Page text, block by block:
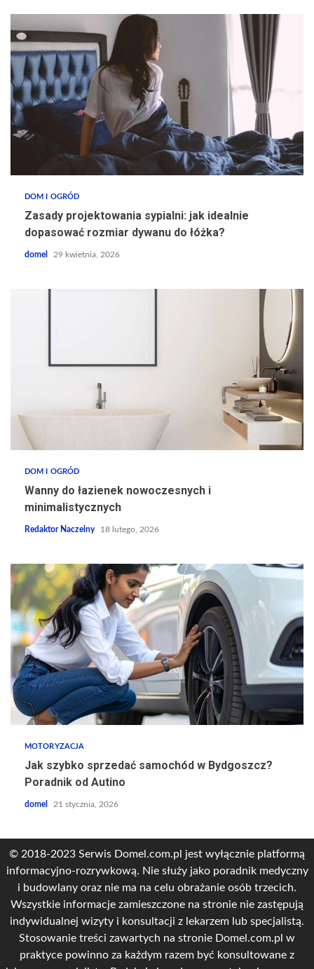
DOM I OGRÓD
Zasady projektowania sypialni: jak idealnie
dopasować rozmiar dywanu do łóżka?
domel 29 kwietnia, 2026
DOM I OGRÓD
Wanny do łazienek nowoczesnych i
minimalistycznych
Redaktor Naczelny 18 lutego, 2026
MOTORYZACJA
Jak szybko sprzedać samochód w Bydgoszcz?
Poradnik od Autino
domel 21 stycznia, 2026
© 2018-2023 Serwis Domel.com.pl jest wyłącznie platformą
informacyjno-rozrywkową. Nie służy jako poradnik medyczny
i budowlany oraz nie ma na celu obrażanie osób trzecich.
Wszystkie informacje zamieszczone na stronie nie zastępują
indywidualnej wizyty i konsultacji z lekarzem lub specjalistą.
Stosowanie treści zawartych na stronie Domel.com.pl w
praktyce powinno za każdym razem być konsultowane z